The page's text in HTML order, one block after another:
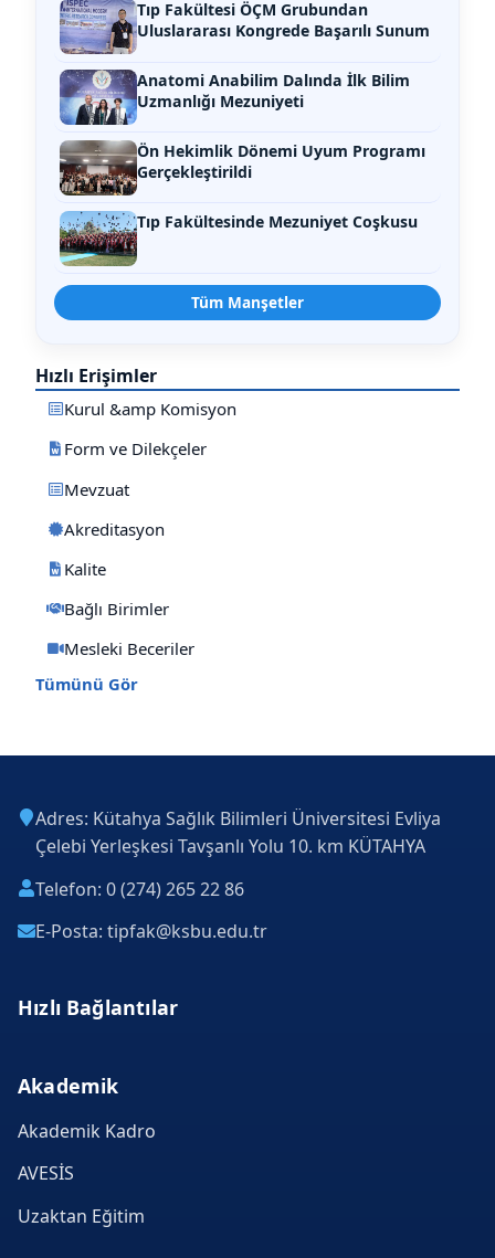
Tıp Fakültesi ÖÇM Grubundan
Uluslararası Kongrede Başarılı Sunum
Anatomi Anabilim Dalında İlk Bilim
Uzmanlığı Mezuniyeti
Ön Hekimlik Dönemi Uyum Programı
Gerçekleştirildi
Tıp Fakültesinde Mezuniyet Coşkusu
Tüm Manşetler
Hızlı Erişimler
Kurul &amp Komisyon
Form ve Dilekçeler
Mevzuat
Akreditasyon
Kalite
Bağlı Birimler
Mesleki Beceriler
Tümünü Gör
Adres: Kütahya Sağlık Bilimleri Üniversitesi Evliya
Çelebi Yerleşkesi Tavşanlı Yolu 10. km KÜTAHYA
Telefon: 0 (274) 265 22 86
E-Posta: tipfak@ksbu.edu.tr
Hızlı Bağlantılar
Akademik
Akademik Kadro
AVESİS
Uzaktan Eğitim